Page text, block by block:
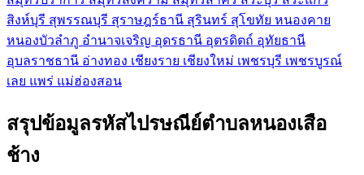
สิงห์บุรี สุพรรณบุรี สุราษฎร์ธานี สุรินทร์ สุโขทัย หนองคาย
หนองบัวลำภู อำนาจเจริญ อุดรธานี อุตรดิตถ์ อุทัยธานี
อุบลราชธานี อ่างทอง เชียงราย เชียงใหม่ เพชรบุรี เพชรบูรณ์
เลย แพร่ แม่ฮ่องสอน
สรุปข้อมูลรหัสไปรษณีย์ตำบลหนองเสือ
ช้าง